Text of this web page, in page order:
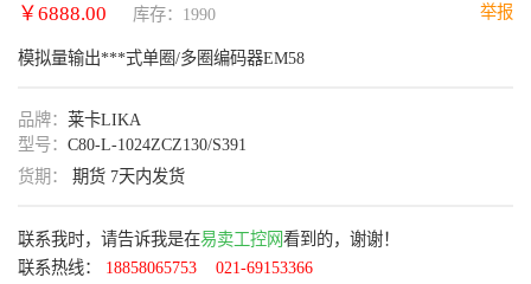
￥6888.00 库存：1990 举报
模拟量输出***式单圈/多圈编码器EM58
品牌： 莱卡LIKA
型号： C80-L-1024ZCZ130/S391
货期：
期货 7天内发货
联系我时，请告诉我是在易卖工控网看到的，谢谢！
联系热线： 18858065753 021-69153366